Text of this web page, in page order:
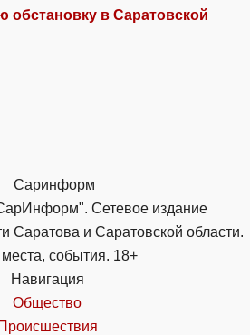
обстановку в Саратовской
Сетевое издание
и Саратовской области.
события. 18+
Навигация
Общество
Происшествия